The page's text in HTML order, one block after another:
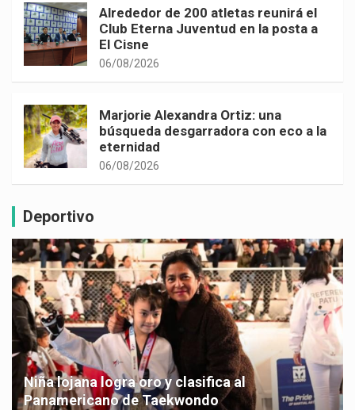
Alrededor de 200 atletas reunirá el
Club Eterna Juventud en la posta a
El Cisne
06/08/2026
Marjorie Alexandra Ortiz: una
búsqueda desgarradora con eco a la
eternidad
06/08/2026
Deportivo
Niña lojana logra oro y clasifica al
Panamericano de Taekwondo